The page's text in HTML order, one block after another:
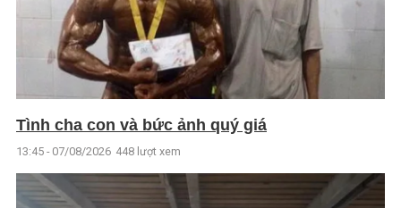
Tình cha con và bức ảnh quý giá
13:45 - 07/08/2026 448 lượt xem